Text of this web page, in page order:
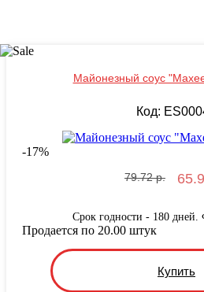
Майонезный соус
Код:
-17%
79.72 р.
Срок годности - 180 дней.
Купить
Продается по 20.00 штук